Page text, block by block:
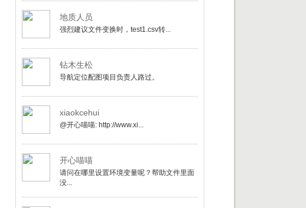
地质人员
强烈建议文件变换时，test1.csv转...
钻木生松
导航定位配图项目负责人路过。
xiaokcehui
@开心喵喵: http://www.xi...
开心喵喵
请问在哪里设置环境变量呢？帮助文件里面
没...